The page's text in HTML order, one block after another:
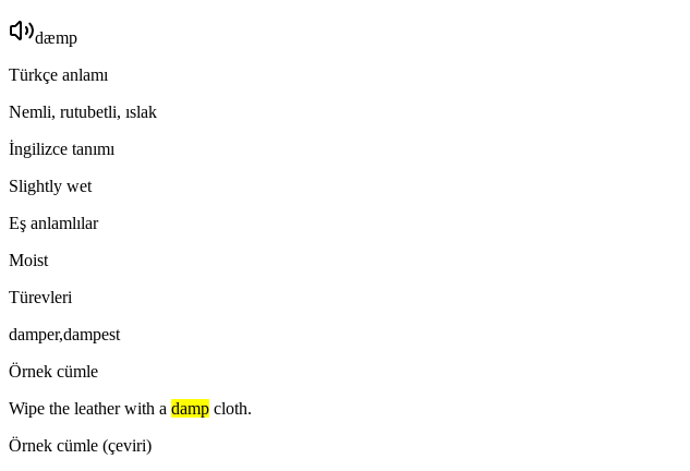
dæmp
Türkçe anlamı
Nemli, rutubetli, ıslak
İngilizce tanımı
Slightly wet
Eş anlamlılar
Moist
Türevleri
damper,dampest
Örnek cümle
Wipe the leather with a damp cloth.
Örnek cümle (çeviri)